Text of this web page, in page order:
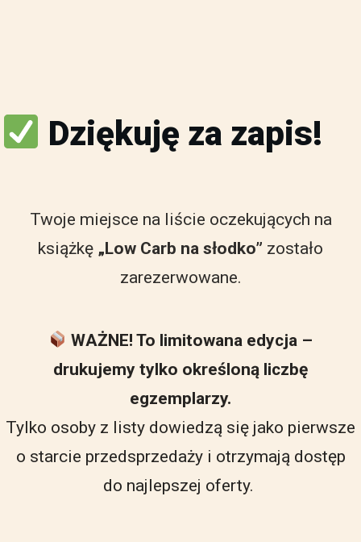
Dziękuję za zapis!
Twoje miejsce na liście oczekujących na
książkę „Low Carb na słodko” zostało
zarezerwowane.
WAŻNE! To limitowana edycja –
drukujemy tylko określoną liczbę
egzemplarzy.
Tylko osoby z listy dowiedzą się jako pierwsze
o starcie przedsprzedaży i otrzymają dostęp
do najlepszej oferty.